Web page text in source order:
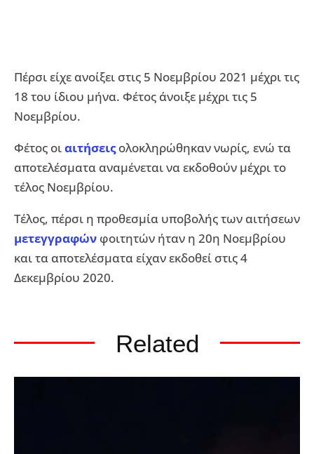
Πέρσι είχε ανοίξει στις 5 Νοεμβρίου 2021 μέχρι τις
18 του ίδιου μήνα. Φέτος άνοιξε μέχρι τις 5
Νοεμβρίου.
Φέτος οιαιτήσειςολοκληρώθηκαν νωρίς, ενώ τα
αποτελέσματα αναμένεται να εκδοθούν μέχρι το
τέλος Νοεμβρίου.
Τέλος, πέρσι η προθεσμία υποβολής των αιτήσεων
μετεγγραφών φοιτητών ήταν η 20η Νοεμβρίου
και τα αποτελέσματα είχαν εκδοθεί στις 4
Δεκεμβρίου 2020.
Related